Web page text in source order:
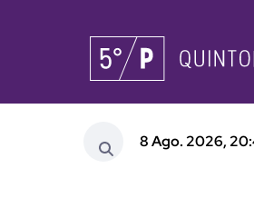
8 Ago. 2026,